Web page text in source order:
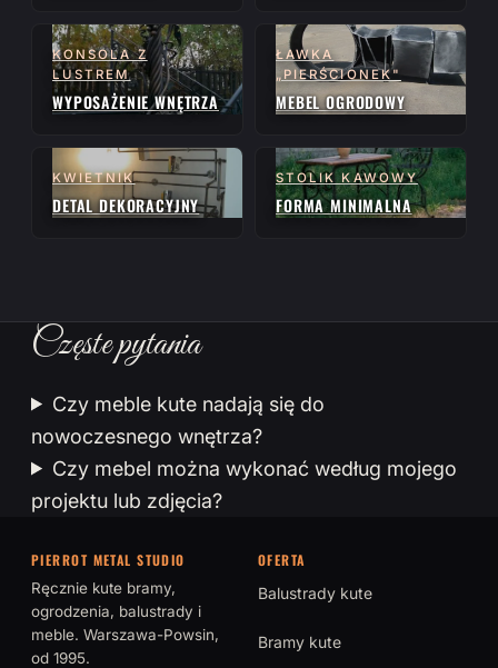
KONSOLA Z
LUSTREM
WYPOSAŻENIE WNĘTRZA
ŁAWKA
„PIERŚCIONEK"
MEBEL OGRODOWY
KWIETNIK
DETAL DEKORACYJNY
STOLIK KAWOWY
FORMA MINIMALNA
Częste pytania
Czy meble kute nadają się do
nowoczesnego wnętrza?
Czy mebel można wykonać według mojego
projektu lub zdjęcia?
PIERROT METAL STUDIO
Ręcznie kute bramy,
ogrodzenia, balustrady i
meble. Warszawa-Powsin,
od 1995.
OFERTA
Balustrady kute
Bramy kute